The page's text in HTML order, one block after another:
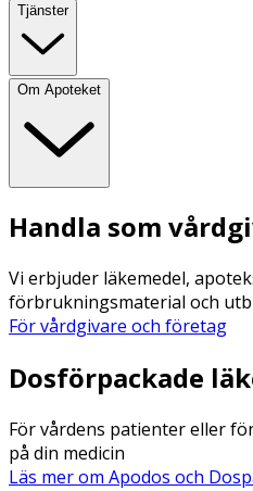
Tjänster
Om Apoteket
Handla som
Vi erbjuder läkemedel,
förbrukningsmaterial och
För vårdgivare och företag
Dosförpackade
För vårdens patienter eller
på din medicin
Läs mer om Apodos och